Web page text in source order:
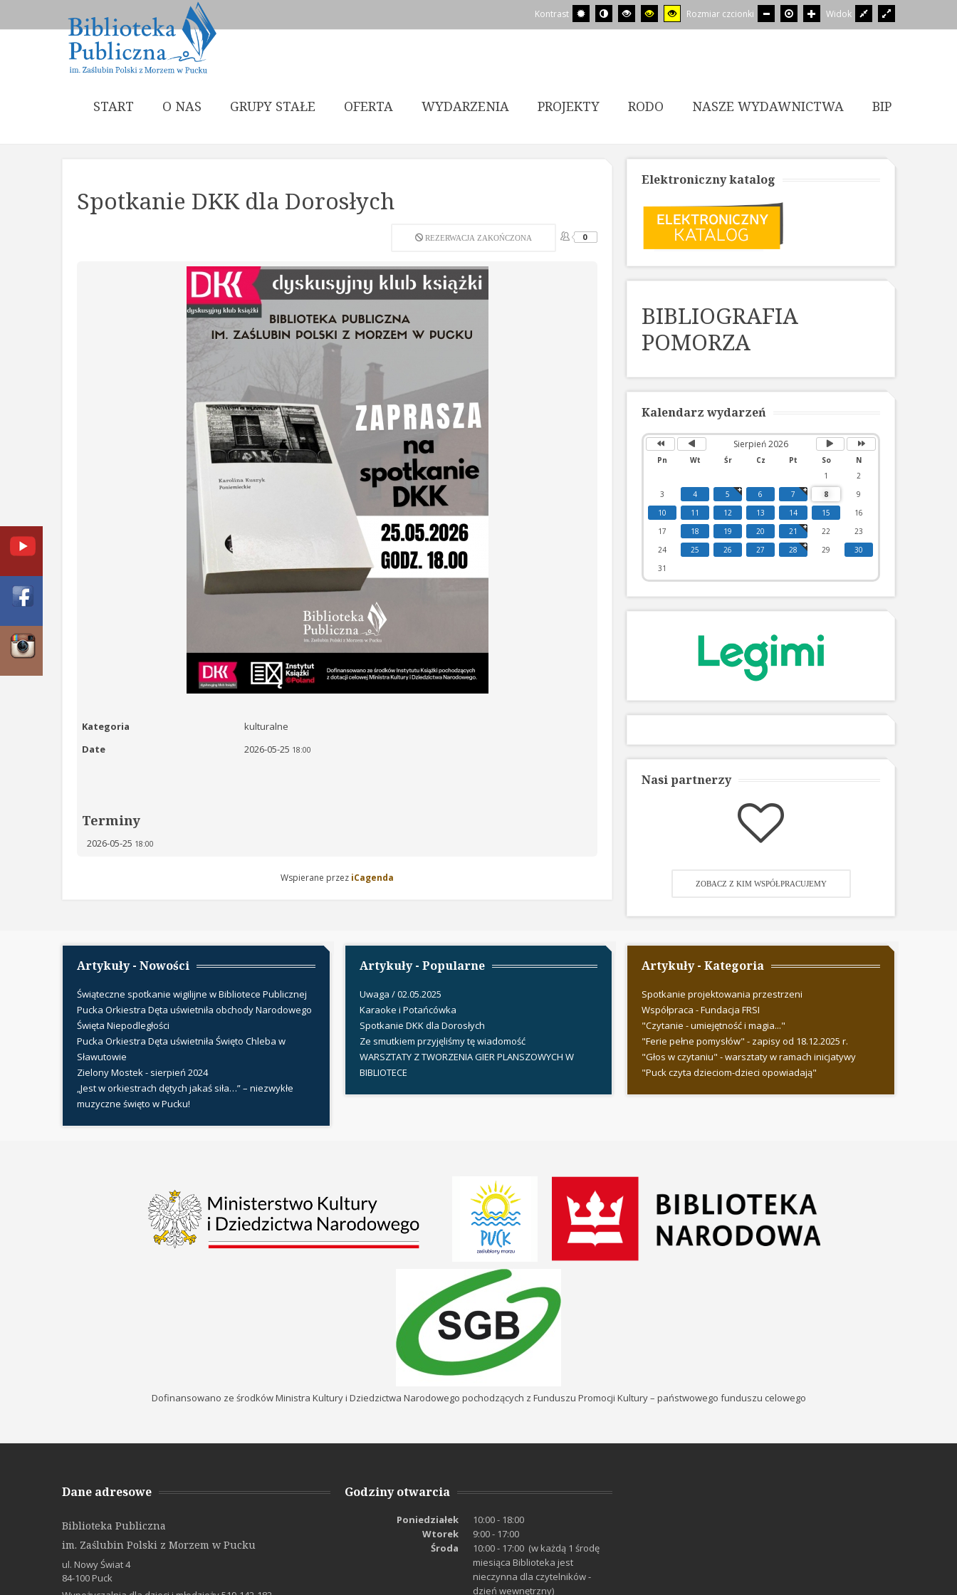
Kontrast Rozmiar czcionki Widok
START O NAS GRUPY STAŁE OFERTA WYDARZENIA PROJEKTY RODO NASZE WYDAWNICTWA BIP
Spotkanie DKK dla Dorosłych
REZERWACJA ZAKOŃCZONA 0
Kategoria
kulturalne
Date
2026-05-25 18:00
Terminy
2026-05-25 18:00
Wspierane przez iCagenda
Elektroniczny katalog
BIBLIOGRAFIA
POMORZA
Kalendarz wydarzeń
Sierpień 2026
Pn Wt Śr Cz Pt So
N
1
2
3
4 5 6 7 8
9
10
11 12 13 14 15
16
17
18 19 20 21 22
23
24
25 26 27 28 29
30
31
Nasi partnerzy
ZOBACZ Z KIM WSPÓŁPRACUJEMY
Artykuły - Nowości
Świąteczne spotkanie wigilijne w Bibliotece Publicznej
Pucka Orkiestra Dęta uświetniła obchody Narodowego
Święta Niepodległości
Pucka Orkiestra Dęta uświetniła Święto Chleba w
Sławutowie
Zielony Mostek - sierpień 2024
„Jest w orkiestrach dętych jakaś siła…” – niezwykłe
muzyczne święto w Pucku!
Artykuły - Popularne
Uwaga / 02.05.2025
Karaoke i Potańcówka
Spotkanie DKK dla Dorosłych
Ze smutkiem przyjęliśmy tę wiadomość
WARSZTATY Z TWORZENIA GIER PLANSZOWYCH W
BIBLIOTECE
Artykuły - Kategoria
Spotkanie projektowania przestrzeni
Współpraca - Fundacja FRSI
"Czytanie - umiejętność i magia..."
"Ferie pełne pomysłów" - zapisy od 18.12.2025 r.
"Głos w czytaniu" - warsztaty w ramach inicjatywy
"Puck czyta dzieciom-dzieci opowiadają"
Dofinansowano ze środków Ministra Kultury i Dziedzictwa Narodowego pochodzących z Funduszu Promocji Kultury – państwowego funduszu celowego
Dane adresowe
Biblioteka Publiczna
im. Zaślubin Polski z Morzem w Pucku
ul. Nowy Świat 4
84-100 Puck
Godziny otwarcia
Poniedziałek
10:00 - 18:00
Wtorek
9:00 - 17:00
Środa
10:00 - 17:00 (w każdą 1 środę
miesiąca Biblioteka jest
nieczynna dla czytelników -
dzień wewnętrzny)